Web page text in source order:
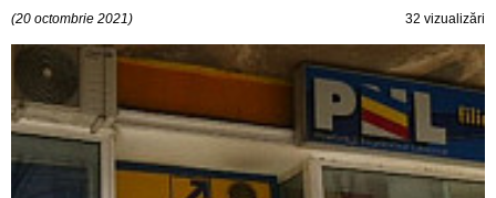
(20 octombrie 2021) 32 vizualizări